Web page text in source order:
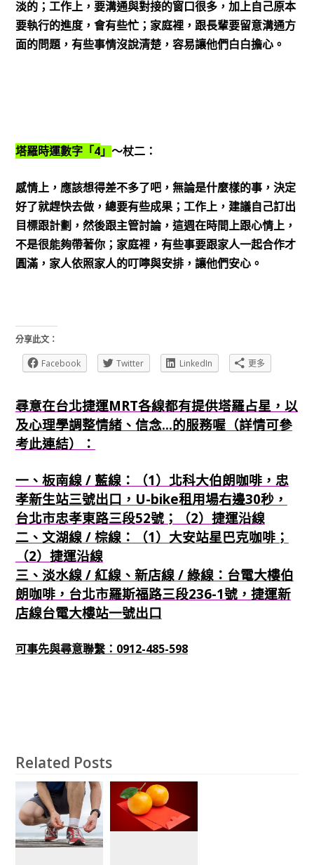
淡的；工作上，要溝通與對接的窗口很多，加上自己原本
要執行的進度，會有些忙；家庭裡，跟長輩要留意溝通方
面的問題，有些事情沒說清楚，容易讓他們白白擔心。
塔羅時運數字「4」 ～杖二：
感情上，應該想得差不多了吧，無論是什麼樣的事，決定
好了就趕快去做，總要有些成果；工作上，建議自己訂出
目標跟計劃，然後跟主管討論，這週在時間上跟心情上，
不是很能夠帶著你；家庭裡，有些事要跟家人一起合作才
圓滿，家人依照家人的叮嚀與安排，讓他們安心。
分享此文：
Facebook
Twitter LinkedIn 更多
尋意在台北捷運MRT各線都有提供塔羅占星，以
及心理學調整情緒、信念...的服務喔（詳情可參
考此連結）：
一、板南線 / 藍線：（1）北科大伯朗咖啡，忠
孝新生站三號出口，U-bike租用場右邊30秒，
台北市忠孝東路三段52號；（2）捷運沿線
二、文湖線 / 棕線：（1）大安站星巴克咖啡；
（2）捷運沿線
三、淡水線 / 紅線、新店線 / 綠線：台電大樓伯
朗咖啡，台北市羅斯福路三段236-1號，捷運新
店線台電大樓站一號出口
可事先與尋意聯繫：0912-485-598
Related Posts